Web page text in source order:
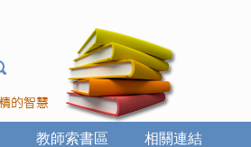
相關連結
教師索書區